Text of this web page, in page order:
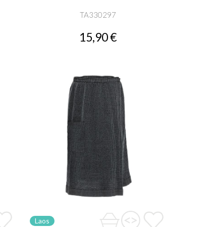
TA330297
15,90 €
Laos